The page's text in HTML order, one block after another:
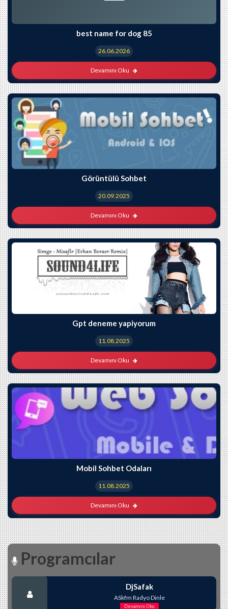
best name for dog 85
26.06.2026
Devamını Oku
Görüntülü Sohbet
20.09.2025
Devamını Oku
Gpt deneme yapiyorum
11.08.2025
Devamını Oku
Mobil Sohbet Odaları
11.08.2025
Devamını Oku
Programcılar
DjSafak
ASkfm Radyo Dinle
Devamını Oku